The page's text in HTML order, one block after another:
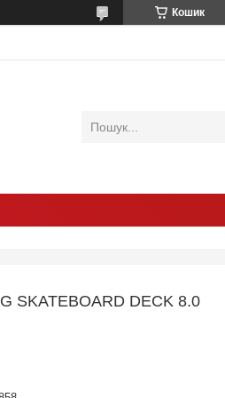
Кошик
SKATEBOARD DECK 8.0